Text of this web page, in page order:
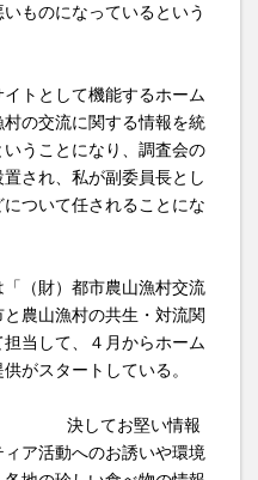
ものになっているという
トとして機能するホーム
の交流に関する情報を統
うことになり、調査会の
され、私が副委員長とし
ついて任されることにな
（財）都市農山漁村交流
農山漁村の共生・対流関
当して、４月からホーム
がスタートしている。
決してお堅い情報
ア活動へのお誘いや環境